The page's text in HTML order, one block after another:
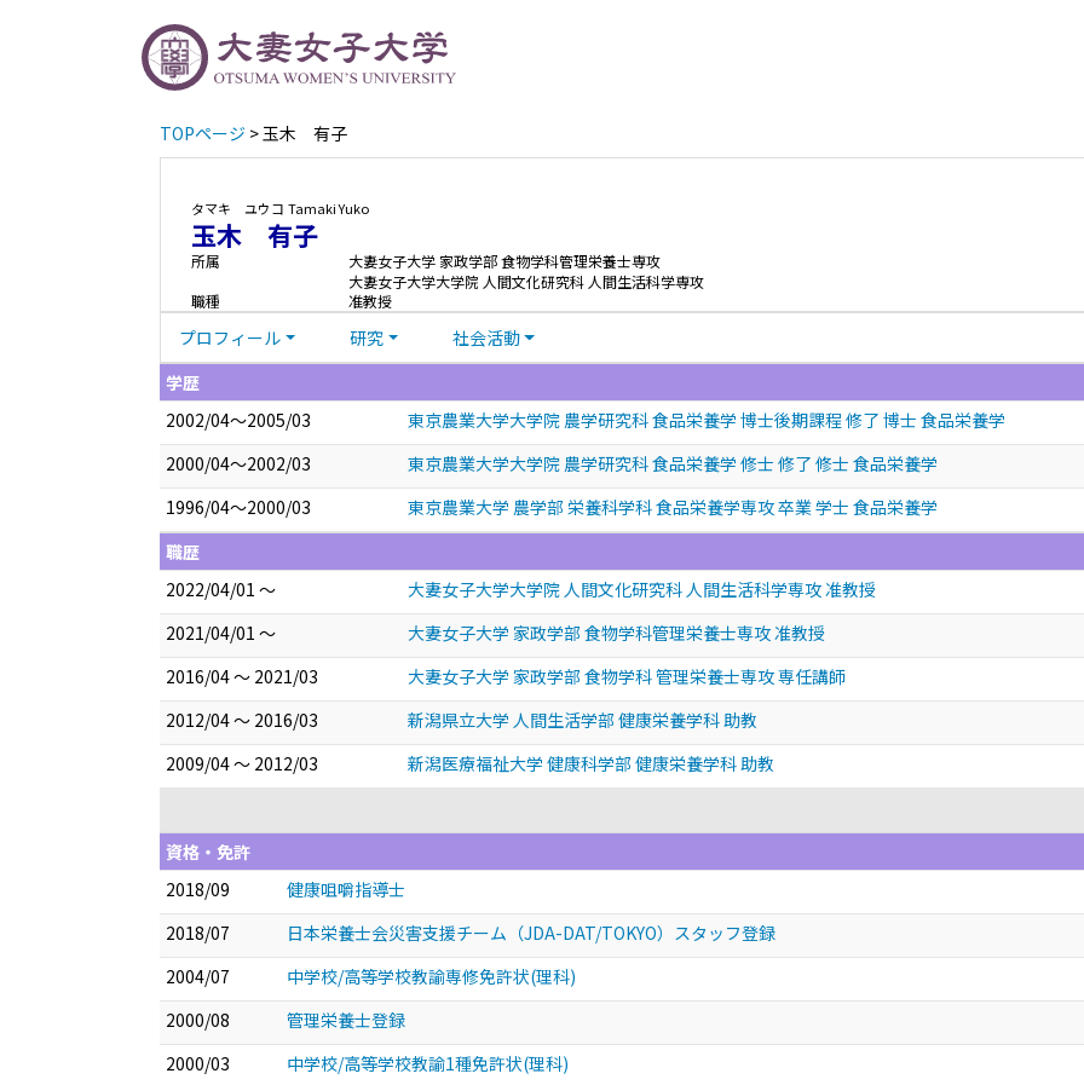
TOPページ > 玉木 有子
タマキ ユウコ Tamaki Yuko
玉木 有子
所属
大妻女子大学 家政学部 食物学科管理栄養士専攻
大妻女子大学大学院 人間文化研究科 人間生活科学専攻
職種
准教授
プロフィール 研究
社会活動
学歴
2002/04～2005/03
東京農業大学大学院 農学研究科 食品栄養学 博士後期課程 修了 博士 食品栄養学
2000/04～2002/03
東京農業大学大学院 農学研究科 食品栄養学 修士 修了 修士 食品栄養学
1996/04～2000/03
東京農業大学 農学部 栄養科学科 食品栄養学専攻 卒業 学士 食品栄養学
職歴
2022/04/01 ～
大妻女子大学大学院 人間文化研究科 人間生活科学専攻 准教授
2021/04/01 ～
大妻女子大学 家政学部 食物学科管理栄養士専攻 准教授
2016/04 ～ 2021/03
大妻女子大学 家政学部 食物学科 管理栄養士専攻 専任講師
2012/04 ～ 2016/03
新潟県立大学 人間生活学部 健康栄養学科 助教
2009/04 ～ 2012/03
新潟医療福祉大学 健康科学部 健康栄養学科 助教
資格・免許
2018/09
健康咀嚼指導士
2018/07
日本栄養士会災害支援チーム（JDA-DAT/TOKYO）スタッフ登録
2004/07
中学校/高等学校教諭専修免許状(理科)
2000/08
管理栄養士登録
2000/03
中学校/高等学校教諭1種免許状(理科)